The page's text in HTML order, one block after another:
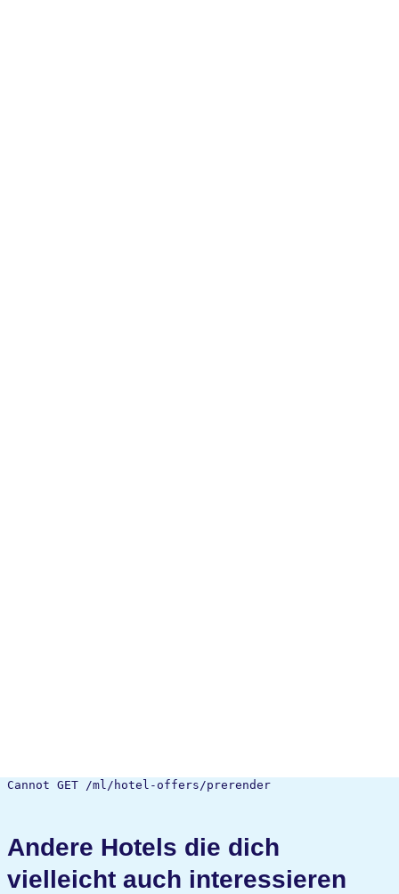
Cannot GET /ml/hotel-offers/prerender
Andere Hotels die dich
vielleicht auch interessieren